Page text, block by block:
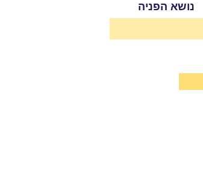
נושא הפניה